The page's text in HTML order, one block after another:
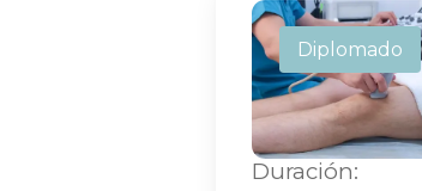
Diplomado
Diplomado
Vascular
(Arg)
Duración: